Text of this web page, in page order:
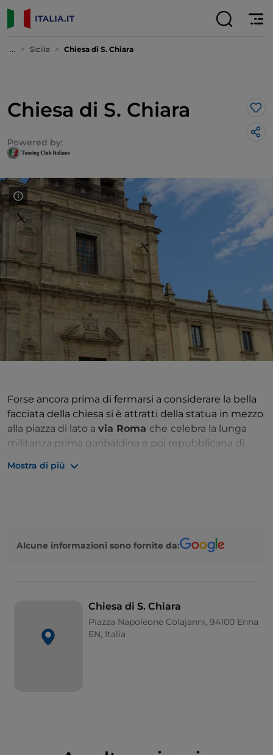
... Sicilia Chiesa di S. Chiara
Chiesa di S. Chiara
Powered by:
Forse ancora prima di fermarsi a considerare la bella
facciata della chiesa si è attratti della statua in mezzo
alla piazza di lato a via Roma che celebra la lunga
militanza prima garibaldina e poi repubblicana di
parlamentare e infine anche professore di statistica
Collegio. La sigla dell’ordine religioso sta ancora sopra
Compagnia di Gesù, la chiesa prese la dedicazione
attuale quando la assegnarono alle monache
Clarisse della città. Dopo la seconda guerra mondiale
è stata convertita in
Mostra di più
Alcune informazioni sono fornite da:
Chiesa di S. Chiara
Piazza Napoleone Colajanni, 94100 Enna
EN, Italia